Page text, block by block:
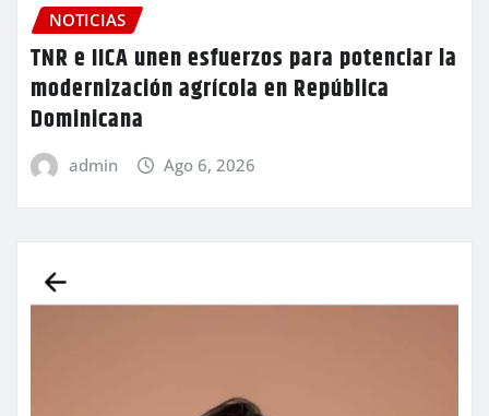
NOTICIAS
TNR e IICA unen esfuerzos para potenciar la
modernización agrícola en República
Dominicana
admin Ago 6, 2026